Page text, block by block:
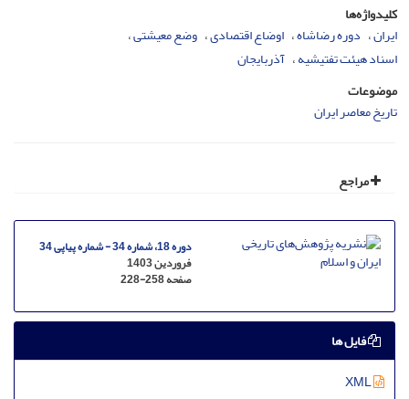
کلیدواژه‌ها
ایران دوره رضاشاه اوضاع اقتصادی وضع معیشتی
اسناد هیئت تفتیشیه آذربایجان
موضوعات
تاریخ معاصر ایران
مراجع
دوره 18، شماره 34 - شماره پیاپی 34
فروردین 1403
صفحه228-258
فایل ها